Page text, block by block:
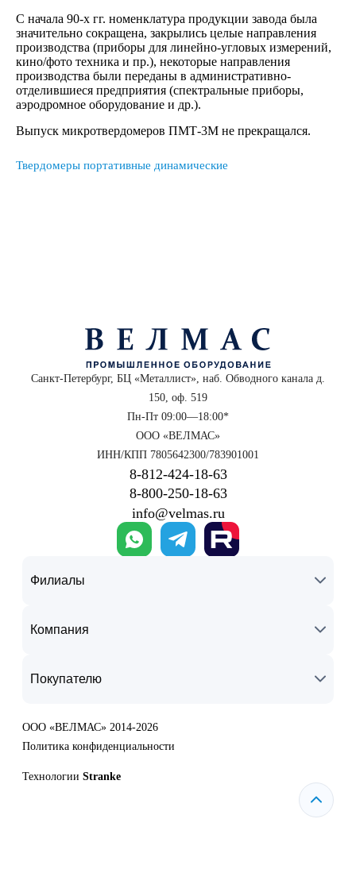
С начала 90-х гг. номенклатура продукции завода была
значительно сокращена, закрылись целые направления
производства (приборы для линейно-угловых измерений,
кино/фото техника и пр.), некоторые направления
производства были переданы в административно-
отделившиеся предприятия (спектральные приборы,
аэродромное оборудование и др.).
Выпуск микротвердомеров ПМТ-3М не прекращался.
Твердомеры портативные динамические
Санкт-Петербург, БЦ «Металлист», наб. Обводного канала д.
150, оф. 519
Пн-Пт 09:00—18:00*
ООО «ВЕЛМАС»
ИНН/КПП 7805642300/783901001
8‑812‑424‑18‑63
8‑800‑250‑18‑63
info@velmas.ru
Филиалы
Компания
Покупателю
ООО «ВЕЛМАС» 2014-2026
Политика конфиденциальности
Технологии Stranke